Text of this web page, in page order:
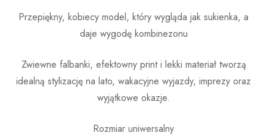
Przepiękny, kobiecy model, który wygląda jak sukienka, a
daje wygodę kombinezonu
Zwiewne falbanki, efektowny print i lekki materiał tworzą
idealną stylizację na lato, wakacyjne wyjazdy, imprezy oraz
wyjątkowe okazje.
Rozmiar uniwersalny